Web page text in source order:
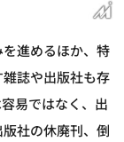
進めるほか、特
誌や出版社も存
易ではなく、出
社の休廃刊、倒